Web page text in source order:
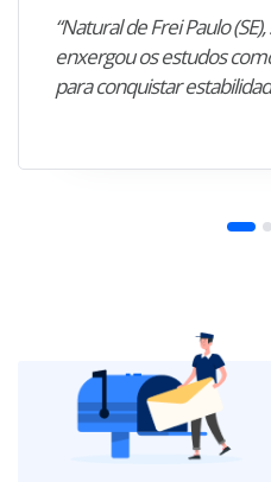
“Natural de Frei Paulo
enxergou os estudos
para conquistar